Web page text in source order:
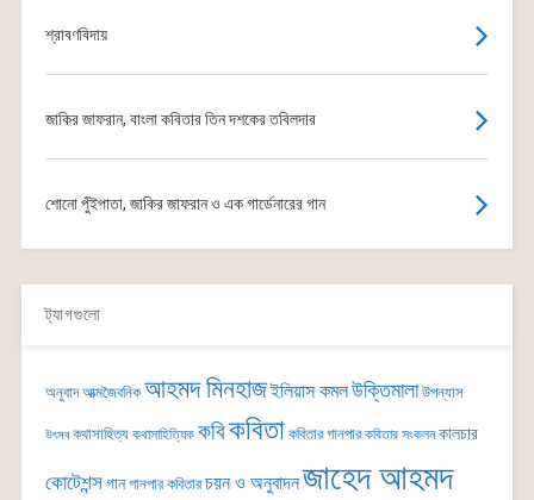
শ্রাবণবিদায়
জাকির জাফরান, বাংলা কবিতার তিন দশকের তবিলদার
শোনো পুঁইপাতা, জাকির জাফরান ও এক গার্ডেনারের গান
ট্যাগগুলো
অনুবাদ আত্মজৈবনিক আহমদ মিনহাজইলিয়াস কমলউক্তিমালা উপন্যাস
উৎসব কথাসাহিত্য কথাসাহিত্যিক কবিকবিতা কবিতার গানপার কবিতার সংকলন কালচার
কোটেশন্সগান গানপার কবিতার চয়ন ও অনুবাদনজাহেদ আহমদ